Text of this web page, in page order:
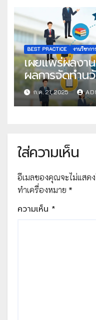
BEST PRACTICE งานวิชากา
เผยแพร่ผลงา
ผลการจัดทำน
คัดเลือกวิธีปฏิ
ก.ค. 21, 2025
ใส่ความเห็น
อีเมลของคุณจะไม่แสด
ทำเครื่องหมาย *
ความเห็น *